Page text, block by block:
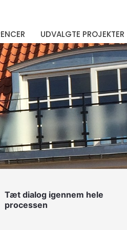
UDVALGTE PROJEKTER
Tæt dialog igennem hele
processen